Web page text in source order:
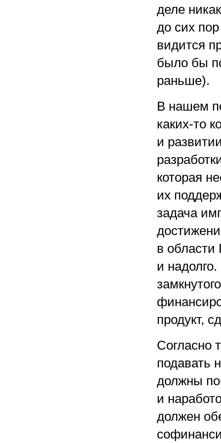
деле
до сих
видится
было бы
раньше).
В нашем
каких-то
и
которая
их
задача
в области
и
продукт,
Согласно
подавать
должны
и
должен